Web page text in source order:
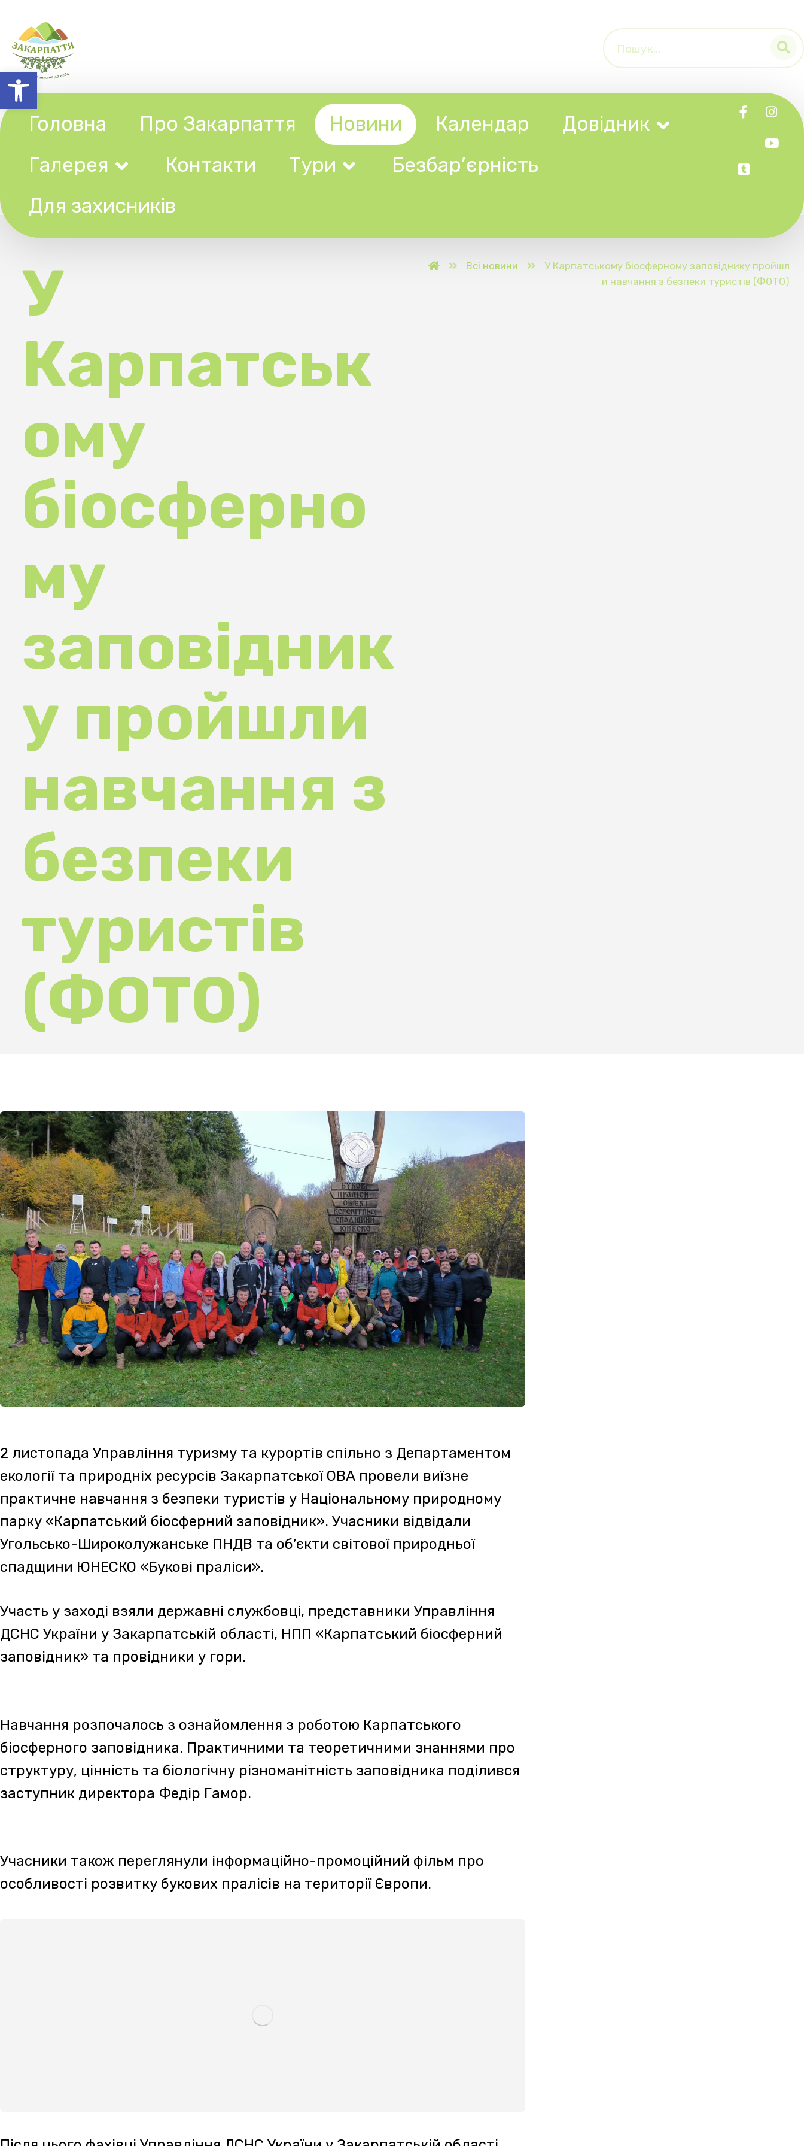
Новини Календар
Контакти
Безбар’єрність
Для захисників
У
Карпатськ
ому
біосферно
му
заповідник
у пройшли
навчання з
безпеки
туристів
(ФОТО)
2 листопада Управління туризму та курортів спільно з Департаментом
екології та природніх ресурсів Закарпатської ОВА провели виїзне
практичне навчання з безпеки туристів у Національному природному
парку «Карпатський біосферний заповідник». Учасники відвідали
Угольсько-Широколужанське ПНДВ та об’єкти світової природньої
спадщини ЮНЕСКО «Букові праліси».
Участь у заході взяли державні службовці, представники Управління
ДСНС України у Закарпатській області, НПП «Карпатський біосферний
заповідник» та провідники у гори.
біосферного заповідника. Практичними та теоретичними знаннями про
структуру, цінність та біологічну різноманітність заповідника поділився
заступник директора Федір Гамор.
Учасники також переглянули інформаційно-промоційний фільм про
особливості розвитку букових пралісів на території Європи.
Після цього фахівці Управління ДСНС України у Закарпатській області
ознайомили учасників зі спецспорядженням гірського пошуково-
рятувального загону та розповіли про надання першої долікарської